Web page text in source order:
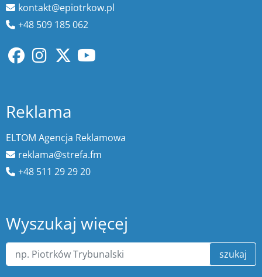
kontakt@epiotrkow.pl
+48 509 185 062
Reklama
ELTOM Agencja Reklamowa
reklama@strefa.fm
+48 511 29 29 20
Wyszukaj więcej
szukaj